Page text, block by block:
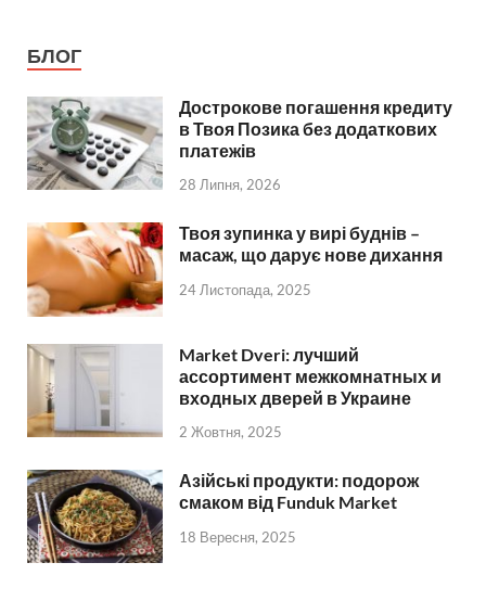
БЛОГ
Дострокове погашення кредиту
в Твоя Позика без додаткових
платежів
28 Липня, 2026
Твоя зупинка у вирі буднів –
масаж, що дарує нове дихання
24 Листопада, 2025
Market Dveri: лучший
ассортимент межкомнатных и
входных дверей в Украине
2 Жовтня, 2025
Азійські продукти: подорож
смаком від Funduk Market
18 Вересня, 2025